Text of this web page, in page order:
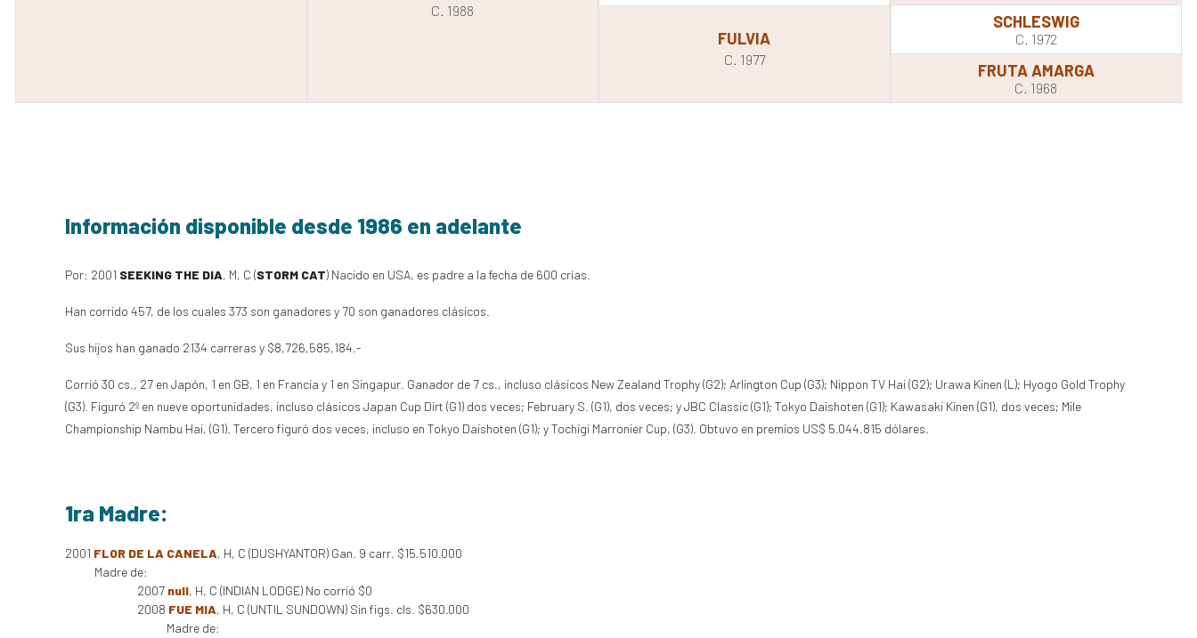
C. 1988
FULVIA
C. 1977
SCHLESWIG
C. 1972
FRUTA AMARGA
C. 1968
Información disponible desde 1986 en adelante
Por: 2001 SEEKING THE DIA, M, C (STORM CAT) Nacido en USA, es padre a la fecha de 600 crías.
Han corrido 457, de los cuales 373 son ganadores y 70 son ganadores clásicos.
Sus hijos han ganado 2134 carreras y $8,726,585,184.-
Corrió 30 cs., 27 en Japón, 1 en GB, 1 en Francia y 1 en Singapur. Ganador de 7 cs., incluso clásicos New Zealand Trophy (G2); Arlington Cup (G3); Nippon TV Hai (G2); Urawa Kinen (L); Hyogo Gold Trophy
(G3). Figuró 2º en nueve oportunidades, incluso clásicos Japan Cup Dirt (G1) dos veces; February S. (G1), dos veces; y JBC Classic (G1); Tokyo Daishoten (G1); Kawasaki Kinen (G1), dos veces; Mile
Championship Nambu Hai, (G1). Tercero figuró dos veces, incluso en Tokyo Daishoten (G1); y Tochigi Marronier Cup, (G3). Obtuvo en premios US$ 5.044.815 dólares.
1ra Madre:
2001 FLOR DE LA CANELA, H, C (DUSHYANTOR) Gan. 9 carr. $15.510.000
Madre de:
2007 null, H, C (INDIAN LODGE) No corrió $0
2008 FUE MIA, H, C (UNTIL SUNDOWN) Sin figs. cls. $630.000
Madre de: